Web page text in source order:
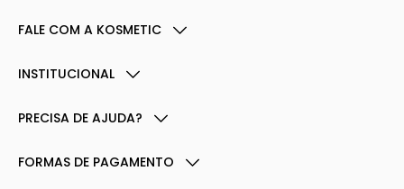
FALE COM A KOSMETIC
INSTITUCIONAL
PRECISA DE AJUDA?
FORMAS DE PAGAMENTO